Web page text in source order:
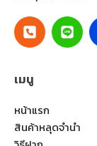
เมนู
หน้าแรก
สินค้าหลุดจำนำ